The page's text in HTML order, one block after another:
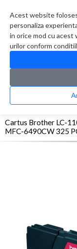
Acest website
personaliza
in orice mod cu acest
urilor conform
CATALOG
Cartus Brother LC-
MFC-6490CW 325